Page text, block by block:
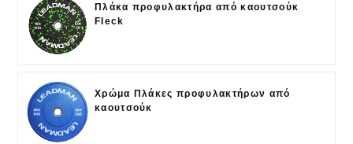
Πλάκα προφυλακτήρα από καουτσούκ
Fleck
Χρώμα Πλάκες προφυλακτήρων από
καουτσούκ